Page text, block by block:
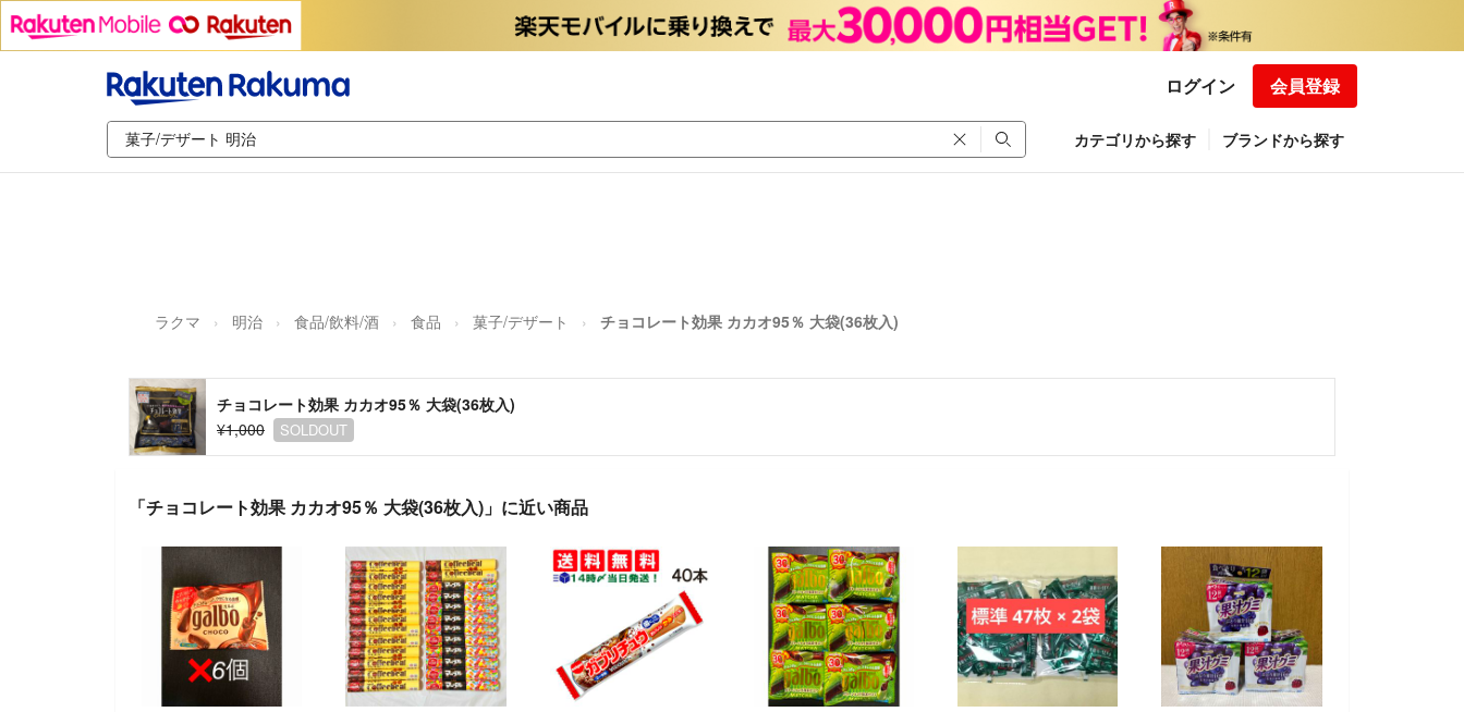
ログイン 会員登録
カテゴリから探す ブランドから探す
ラクマ 明治 食品/飲料/酒 食品 菓子/デザート チョコレート効果 カカオ95％ 大袋(36枚入)
チョコレート効果 カカオ95％ 大袋(36枚入)
¥1,000
SOLDOUT
「チョコレート効果 カカオ95％ 大袋(36枚入)」に近い商品